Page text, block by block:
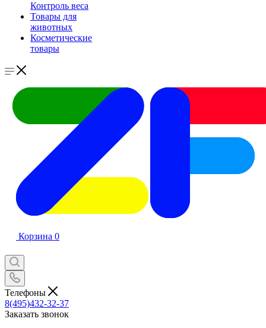
Контроль веса
Товары для
животных
Косметические
товары
Корзина 0
Телефоны
8(495)432-32-37
Заказать звонок